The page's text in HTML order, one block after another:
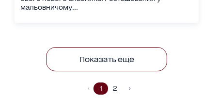
мальовничому...
Показать еще
1 2